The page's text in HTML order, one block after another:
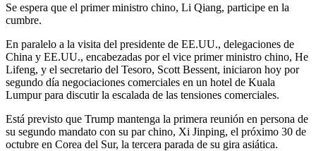
Se espera que el primer ministro chino, Li Qiang, participe en la
cumbre.
En paralelo a la visita del presidente de EE.UU., delegaciones de
China y EE.UU., encabezadas por el vice primer ministro chino, He
Lifeng, y el secretario del Tesoro, Scott Bessent, iniciaron hoy por
segundo día negociaciones comerciales en un hotel de Kuala
Lumpur para discutir la escalada de las tensiones comerciales.
Está previsto que Trump mantenga la primera reunión en persona de
su segundo mandato con su par chino, Xi Jinping, el próximo 30 de
octubre en Corea del Sur, la tercera parada de su gira asiática.